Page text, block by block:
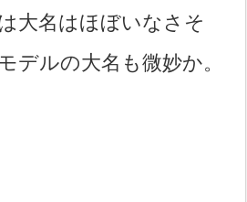
大名はほぼいなさそ
デルの大名も微妙か。